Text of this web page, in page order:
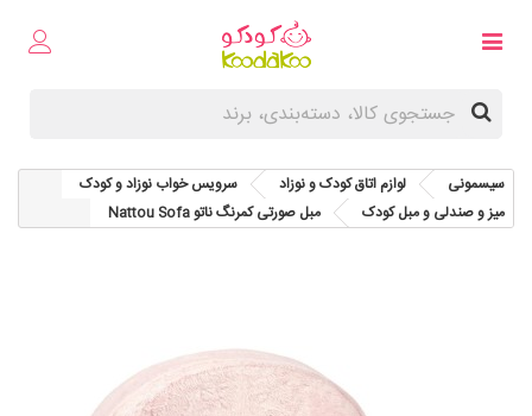
سیسمونی لوازم اتاق کودک و نوزاد
سرویس خواب نوزاد و کودک
میز و صندلی و مبل کودک
مبل صورتی کمرنگ ناتو Nattou Sofa